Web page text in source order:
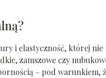
i elastyczność, której nie
zamszowe czy
– pod warunkiem,